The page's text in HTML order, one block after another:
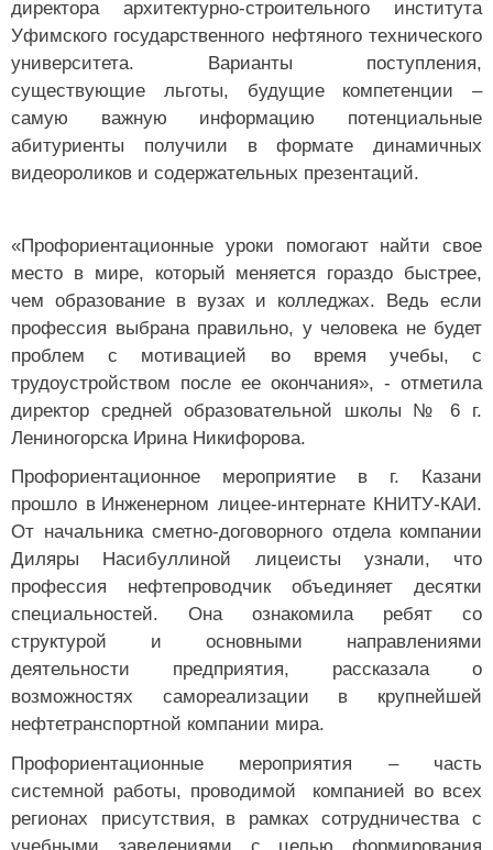
Уфимского государственного нефтяного технического
университета. Варианты поступления,
существующие льготы, будущие компетенции –
самую важную информацию потенциальные
абитуриенты получили в формате динамичных
видеороликов и содержательных презентаций.
«Профориентационные уроки помогают найти свое
место в мире, который меняется гораздо быстрее,
чем образование в вузах и колледжах. Ведь если
профессия выбрана правильно, у человека не будет
проблем с мотивацией во время учебы, с
трудоустройством после ее окончания», - отметила
директор средней образовательной школы № 6 г.
Лениногорска Ирина Никифорова.
Профориентационное мероприятие в г. Казани
прошло в Инженерном лицее-интернате КНИТУ-КАИ.
От начальника сметно-договорного отдела компании
Диляры Насибуллиной лицеисты узнали, что
профессия нефтепроводчик объединяет десятки
специальностей. Она ознакомила ребят со
структурой и основными направлениями
деятельности предприятия, рассказала о
возможностях самореализации в крупнейшей
нефтетранспортной компании мира.
Профориентационные мероприятия – часть
системной работы, проводимой компанией во всех
регионах присутствия,
в рамках сотрудничества с
учебными заведениями с целью формирования